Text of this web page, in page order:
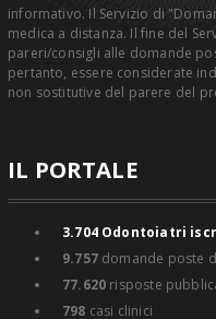
informativo. Il Servizio di
medica a distanza. Il fine del
pareri/consigli alle domande
pertanto, essere considerate
non sostitutive del parere del
IL PORTALE
3.704Odontoiatri
9.757domande poste
77.620 risposte
798 casi clinici